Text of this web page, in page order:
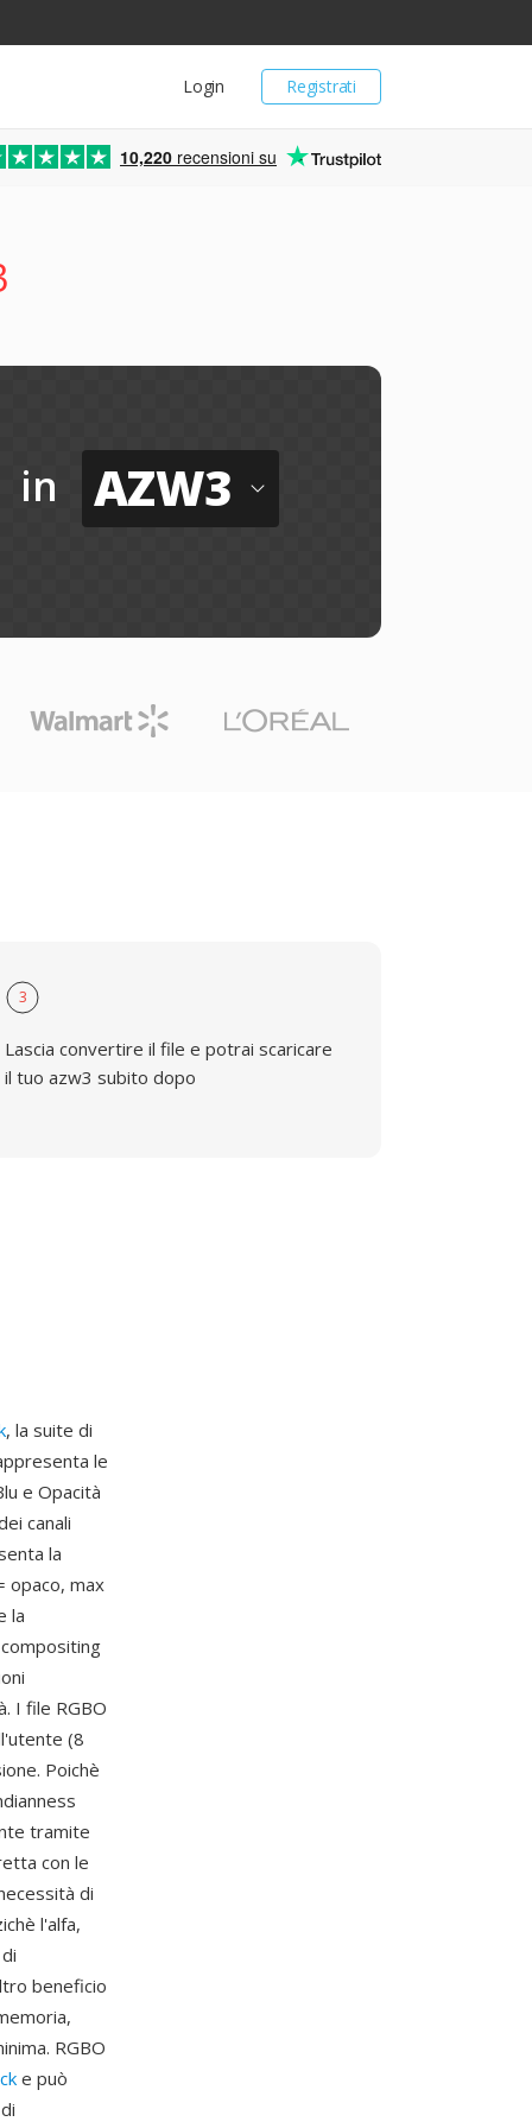
Registrati
Login
10,220 recensioni su
in AZW3
3
Lascia convertire il file e potrai scaricare
il tuo azw3 subito dopo
, la suite di
le
e Opacità
canali
la
opaco, max
la
I file RGBO
(8
Poichè
tramite
con le
di
l'alfa,
beneficio
RGBO
e può